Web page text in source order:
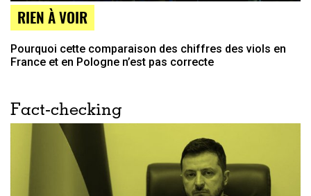
RIEN À VOIR
Pourquoi cette comparaison des chiffres des viols en
France et en Pologne n’est pas correcte
Fact-checking